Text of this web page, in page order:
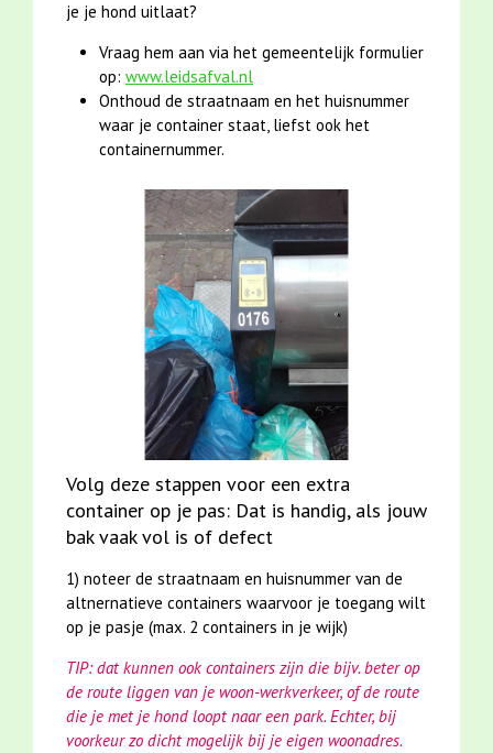
je je hond uitlaat?
Vraag hem aan via het gemeentelijk formulier
op: www.leidsafval.nl
Onthoud de straatnaam en het huisnummer
waar je container staat, liefst ook het
containernummer.
Volg deze stappen voor een extra
container op je pas: Dat is handig, als jouw
bak vaak vol is of defect
1) noteer de straatnaam en huisnummer van de
altnernatieve containers waarvoor je toegang wilt
op je pasje (max. 2 containers in je wijk)
TIP: dat kunnen ook containers zijn die bijv. beter op
de route liggen van je woon-werkverkeer, of de route
die je met je hond loopt naar een park. Echter, bij
voorkeur zo dicht mogelijk bij je eigen woonadres.